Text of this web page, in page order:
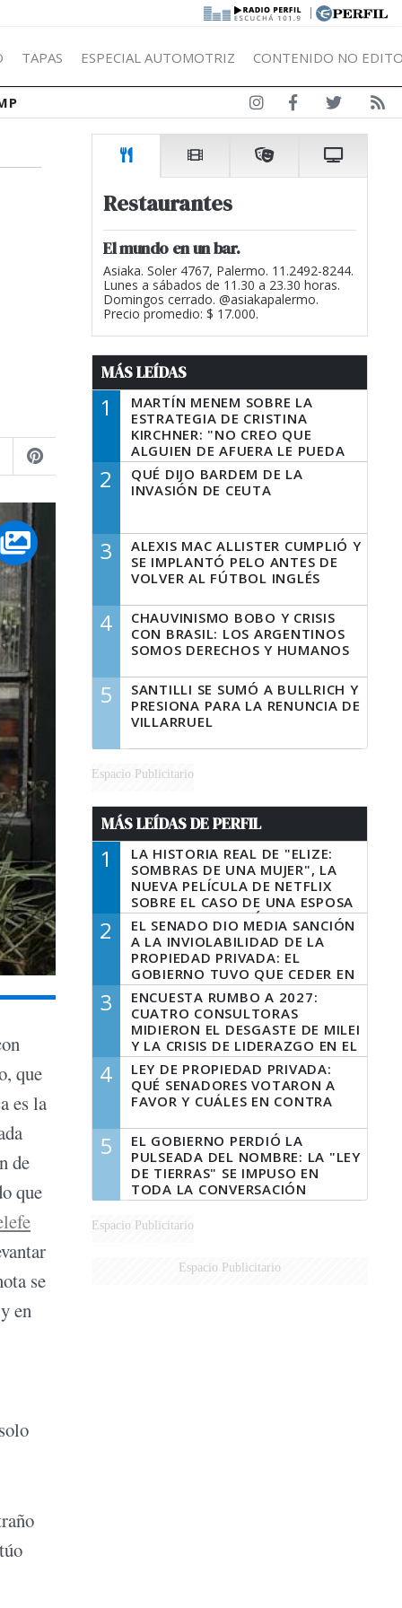
|
TAPAS ESPECIAL AUTOMOTRIZ CONTENIDO NO
que
es la
de
que
se
en
Restaurantes
El mundo en un bar.
Asiaka. Soler 4767, Palermo. 11.2492-8244.
Lunes a sábados de 11.30 a 23.30 horas.
Domingos cerrado. @asiakapalermo.
Precio promedio: $ 17.000.
MÁS LEÍDAS
1
MARTÍN MENEM SOBRE LA
ESTRATEGIA DE CRISTINA
KIRCHNER: "NO CREO QUE
ALGUIEN DE AFUERA LE PUEDA
DECIR A LA JUSTICIA LO QUE
TIENE QUE HACER"
2
QUÉ DIJO BARDEM DE LA
INVASIÓN DE CEUTA
3
ALEXIS MAC ALLISTER CUMPLIÓ Y
SE IMPLANTÓ PELO ANTES DE
VOLVER AL FÚTBOL INGLÉS
4
CHAUVINISMO BOBO Y CRISIS
CON BRASIL: LOS ARGENTINOS
SOMOS DERECHOS Y HUMANOS
5
SANTILLI SE SUMÓ A BULLRICH Y
PRESIONA PARA LA RENUNCIA DE
VILLARRUEL
Espacio Publicitario
MÁS LEÍDAS DE PERFIL
1
LA HISTORIA REAL DE "ELIZE:
SOMBRAS DE UNA MUJER", LA
NUEVA PELÍCULA DE NETFLIX
SOBRE EL CASO DE UNA ESPOSA
QUE DESCUARTIZÓ A SU
MARIDO
2
EL SENADO DIO MEDIA SANCIÓN
A LA INVIOLABILIDAD DE LA
PROPIEDAD PRIVADA: EL
GOBIERNO TUVO QUE CEDER EN
LA LEY DEL MANEJO DEL FUEGO
3
ENCUESTA RUMBO A 2027:
CUATRO CONSULTORAS
MIDIERON EL DESGASTE DE MILEI
Y LA CRISIS DE LIDERAZGO EN EL
PERONISMO
4
LEY DE PROPIEDAD PRIVADA:
QUÉ SENADORES VOTARON A
FAVOR Y CUÁLES EN CONTRA
5
EL GOBIERNO PERDIÓ LA
PULSEADA DEL NOMBRE: LA "LEY
DE TIERRAS" SE IMPUSO EN
TODA LA CONVERSACIÓN
DIGITAL
Espacio Publicitario
Espacio Publicitario